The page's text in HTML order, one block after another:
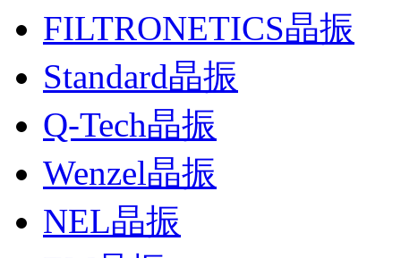
FILTRONETICS晶振
Standard晶振
Q-Tech晶振
Wenzel晶振
NEL晶振